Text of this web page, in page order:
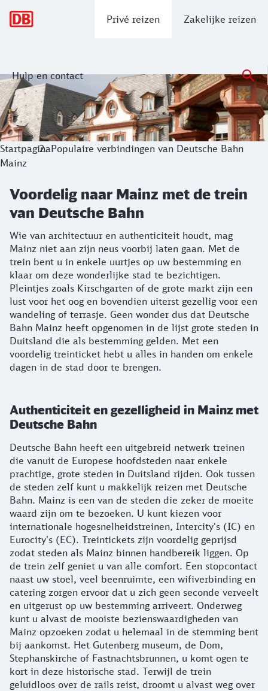
Privé reizen Zakelijke reizen
Hulp en contact
Voordelig naar Mainz met de trein
Wie van architectuur en authenticiteit houdt, mag Mainz
StartpaginaPopulaire verbindingen van Deutsche Bahn
Mainz
Voordelig naar Mainz met de trein
van Deutsche Bahn
Wie van architectuur en authenticiteit houdt, mag
Mainz niet aan zijn neus voorbij laten gaan. Met de
trein bent u in enkele uurtjes op uw bestemming en
klaar om deze wonderlijke stad te bezichtigen.
Pleintjes zoals Kirschgarten of de grote markt zijn een
lust voor het oog en bovendien uiterst gezellig voor een
wandeling of terrasje. Geen wonder dus dat Deutsche
Bahn Mainz heeft opgenomen in de lijst grote steden in
Duitsland die als bestemming gelden. Met een
voordelig treinticket hebt u alles in handen om enkele
dagen in de stad door te brengen.
Authenticiteit en gezelligheid in Mainz met
Deutsche Bahn
Deutsche Bahn heeft een uitgebreid netwerk treinen
die vanuit de Europese hoofdsteden naar enkele
prachtige, grote steden in Duitsland rijden. Ook tussen
de steden zelf kunt u makkelijk reizen met Deutsche
Bahn. Mainz is een van de steden die zeker de moeite
waard zijn om te bezoeken. U kunt kiezen voor
internationale hogesnelheidstreinen, Intercity's (IC) en
Eurocity's (EC). Treintickets zijn voordelig geprijsd
zodat steden als Mainz binnen handbereik liggen. Op
de trein zelf geniet u van alle comfort. Een stopcontact
naast uw stoel, veel beenruimte, een wifiverbinding en
catering zorgen ervoor dat u zich geen seconde verveelt
en uitgerust op uw bestemming arriveert. Onderweg
kunt u alvast de mooiste bezienswaardigheden van
Mainz opzoeken zodat u helemaal in de stemming bent
bij aankomst. Het Gutenberg museum, de Dom,
Stephanskirche of Fastnachtsbrunnen, u komt ogen te
kort in deze historische stad. Terwijl de trein
geluidloos over de rails reist, droomt u alvast weg over